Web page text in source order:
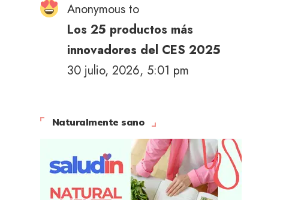
Anonymous to
Los 25 productos más
innovadores del CES 2025
30 julio, 2026, 5:01 pm
Naturalmente sano